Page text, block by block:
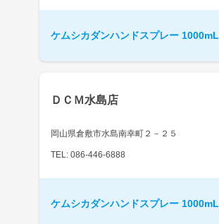
ケムシカダンハンドスプレー 1000mL
ＤＣＭ水島店
岡山県倉敷市水島南幸町２－２５
TEL: 086-446-6888
ケムシカダンハンドスプレー 1000mL